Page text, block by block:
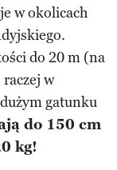
w okolicach
do 20 m (na
w
gatunku
do 150 cm
kg!